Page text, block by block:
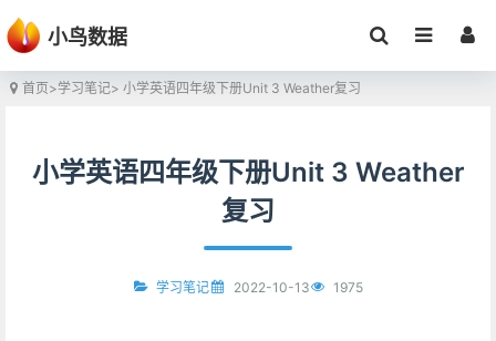
小鸟数据
首页>学习笔记> 小学英语四年级下册Unit 3 Weather复习
小学英语四年级下册Unit 3 Weather
复习
学习笔记 2022-10-13 1975